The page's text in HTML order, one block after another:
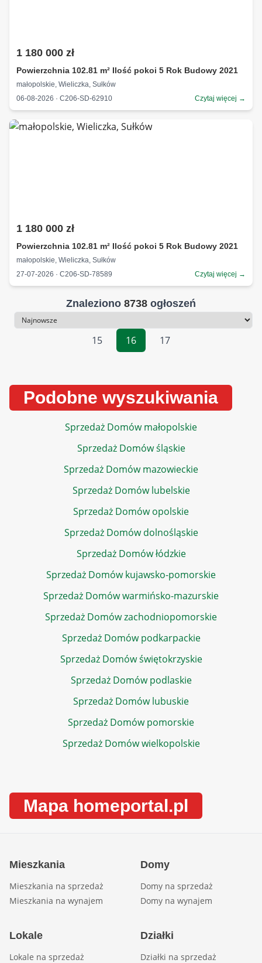
1 180 000 zł
Powierzchnia 102.81 m² Ilość pokoi 5 Rok Budowy 2021
małopolskie, Wieliczka, Sułków
06-08-2026 · C206-SD-62910
Czytaj więcej →
1 180 000 zł
Powierzchnia 102.81 m² Ilość pokoi 5 Rok Budowy 2021
małopolskie, Wieliczka, Sułków
27-07-2026 · C206-SD-78589
Czytaj więcej →
Znaleziono 8738 ogłoszeń
Sortowanie
15
16 17
Podobne wyszukiwania
Sprzedaż Domów małopolskie
Sprzedaż Domów śląskie
Sprzedaż Domów mazowieckie
Sprzedaż Domów lubelskie
Sprzedaż Domów opolskie
Sprzedaż Domów dolnośląskie
Sprzedaż Domów łódzkie
Sprzedaż Domów kujawsko-pomorskie
Sprzedaż Domów warmińsko-mazurskie
Sprzedaż Domów zachodniopomorskie
Sprzedaż Domów podkarpackie
Sprzedaż Domów świętokrzyskie
Sprzedaż Domów podlaskie
Sprzedaż Domów lubuskie
Sprzedaż Domów pomorskie
Sprzedaż Domów wielkopolskie
Mapa homeportal.pl
Mieszkania
Mieszkania na sprzedaż
Mieszkania na wynajem
Domy
Domy na sprzedaż
Domy na wynajem
Lokale
Lokale na sprzedaż
Działki
Działki na sprzedaż